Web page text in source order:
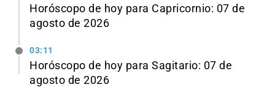
Horóscopo de hoy para Capricornio: 07 de
agosto de 2026
03:11
Horóscopo de hoy para Sagitario: 07 de
agosto de 2026